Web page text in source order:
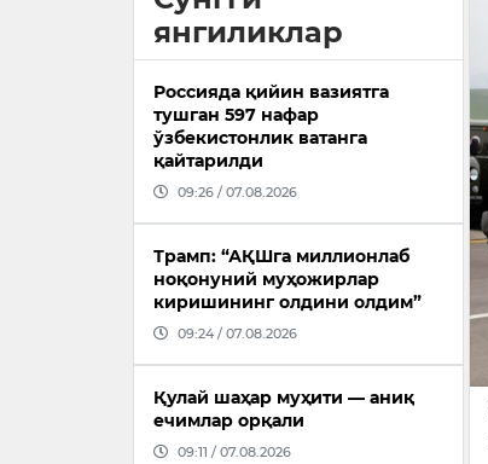
янгиликлар
Россияда қийин вазиятга
тушган 597 нафар
ўзбекистонлик ватанга
қайтарилди
09:26 / 07.08.2026
Трамп: “АҚШга миллионлаб
ноқонуний муҳожирлар
киришининг олдини олдим”
09:24 / 07.08.2026
Қулай шаҳар муҳити — аниқ
ечимлар орқали
09:11 / 07.08.2026